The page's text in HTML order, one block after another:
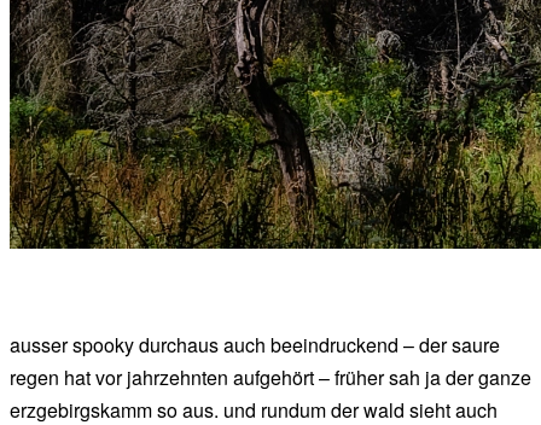
ausser spooky durchaus auch beeindruckend – der saure
regen hat vor jahrzehnten aufgehört – früher sah ja der ganze
erzgebirgskamm so aus. und rundum der wald sieht auch